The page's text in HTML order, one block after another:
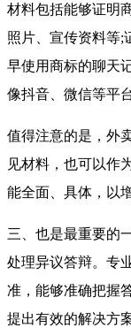
材料包括能够证明
照片、宣传资料等;
早使用商标的聊天
像抖音、微信等平
值得注意的是，外
见材料，也可以作
能全面、具体，以
三、也是最重要的
处理异议答辩。专
准，能够准确把握
提出有效的解决方